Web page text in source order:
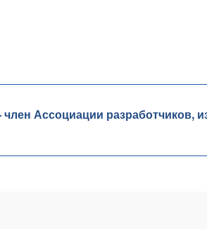
Ассоциации разработчиков,